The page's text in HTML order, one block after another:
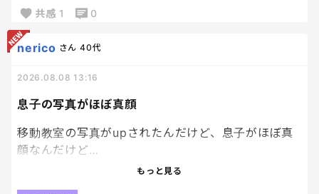
共感 1 0
息子の写真がほぼ真顔
nerico さん 40代
2026.08.08 13:16
移動教室の写真がupされたんだけど、息子がほぼ真
顔なんだけど…
最近、友達と野球行った写真もそうなんだけど、楽
もっと見る